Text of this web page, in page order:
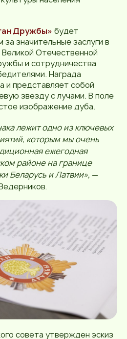
Дружбы» будет
значительные заслуги в
Отечественной
и сотрудничества
Награда
и представляет собой
звезду с лучами. В поле
изображение дуба.
лежит одно из ключевых
которым мы очень
ежегодная
районе на границе
Беларусь и Латвии», —
совета утвержден эскиз